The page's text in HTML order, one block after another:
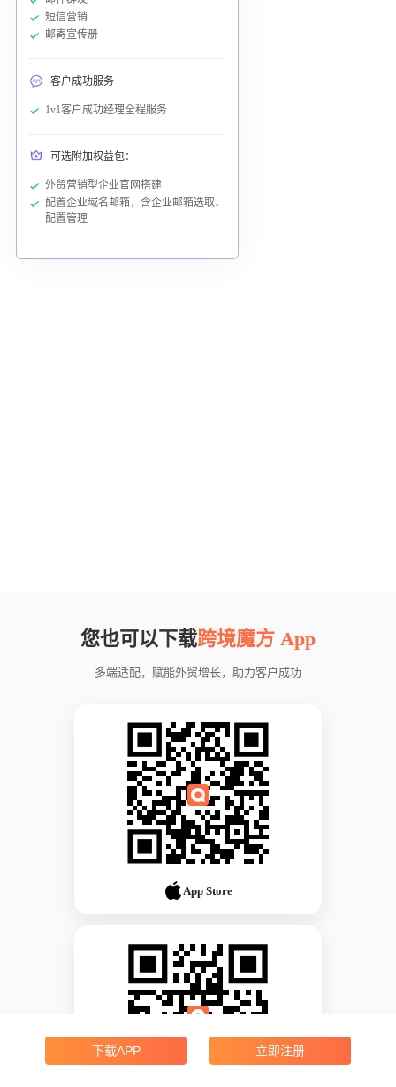
短信营销
邮寄宣传册
客户成功服务
1v1客户成功经理全程服务
可选附加权益包：
外贸营销型企业官网搭建
配置企业域名邮箱，含企业邮箱选取、
配置管理
您也可以下载跨境魔方 App
多端适配，赋能外贸增长，助力客户成功
App Store
下载APP 立即注册